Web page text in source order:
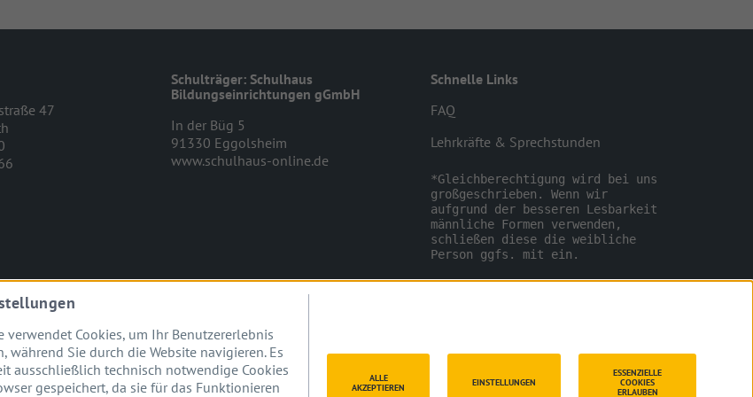
47
Schulträger: Schulhaus
Bildungseinrichtungen gGmbH
In der Büg 5
91330 Eggolsheim
www.schulhaus-online.de
Schnelle Links
FAQ
Lehrkräfte & Sprechstunden
*Gleichberechtigung wird bei uns
großgeschrieben. Wenn wir
aufgrund der besseren Lesbarkeit
männliche Formen verwenden,
schließen diese die weibliche
Person ggfs. mit ein.
verwendet Cookies, um Ihr Benutzererlebnis
während Sie durch die Website navigieren. Es
ausschließlich technisch notwendige Cookies
gespeichert, da sie für das Funktionieren
ALLE
AKZEPTIEREN
EINSTELLUNGEN
ESSENZIELLE
COOKIES
ERLAUBEN